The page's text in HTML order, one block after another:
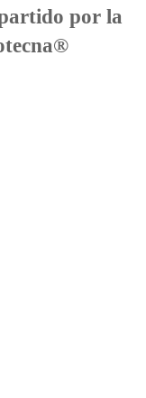
por la